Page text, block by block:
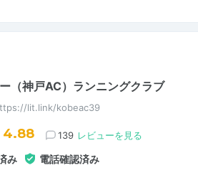
（神戸AC）ランニングクラブ
lit.link/kobeac39
4.88 139 レビューを見る
み 電話確認済み